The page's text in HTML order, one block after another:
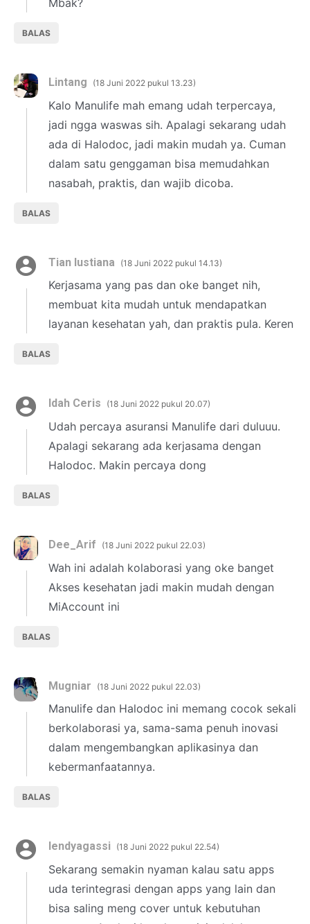
Mbak?
BALAS
Lintang 18 Juni 2022 pukul 13.23
Kalo Manulife mah emang udah terpercaya,
jadi ngga waswas sih. Apalagi sekarang udah
ada di Halodoc, jadi makin mudah ya. Cuman
dalam satu genggaman bisa memudahkan
nasabah, praktis, dan wajib dicoba.
BALAS
Tian lustiana 18 Juni 2022 pukul 14.13
Kerjasama yang pas dan oke banget nih,
membuat kita mudah untuk mendapatkan
layanan kesehatan yah, dan praktis pula. Keren
BALAS
Idah Ceris 18 Juni 2022 pukul 20.07
Udah percaya asuransi Manulife dari duluuu.
Apalagi sekarang ada kerjasama dengan
Halodoc. Makin percaya dong
BALAS
Dee_Arif 18 Juni 2022 pukul 22.03
Wah ini adalah kolaborasi yang oke banget
Akses kesehatan jadi makin mudah dengan
MiAccount ini
BALAS
Mugniar 18 Juni 2022 pukul 22.03
Manulife dan Halodoc ini memang cocok sekali
berkolaborasi ya, sama-sama penuh inovasi
dalam mengembangkan aplikasinya dan
kebermanfaatannya.
BALAS
lendyagassi 18 Juni 2022 pukul 22.54
Sekarang semakin nyaman kalau satu apps
uda terintegrasi dengan apps yang lain dan
bisa saling meng cover untuk kebutuhan